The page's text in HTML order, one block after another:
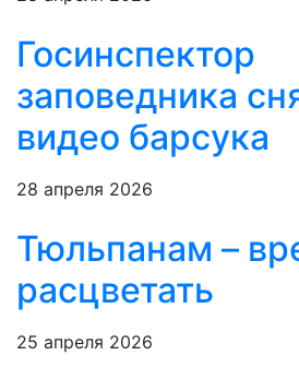
Госинспектор
заповедника
видео барсука
28 апреля 2026
Тюльпанам –
расцветать
25 апреля 2026